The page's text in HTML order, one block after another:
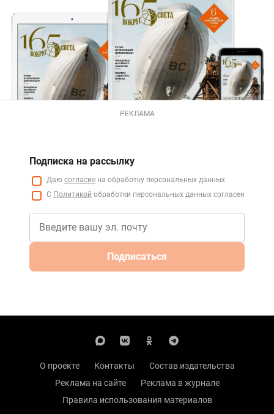
РЕКЛАМА
Подписка на рассылку
Даю согласие на обработку персональных данных
С Политикой обработки персональных данных согласен
Подписаться
О проекте Контакты
Состав издательства
Реклама на сайте
Реклама в журнале
Правила использования материалов